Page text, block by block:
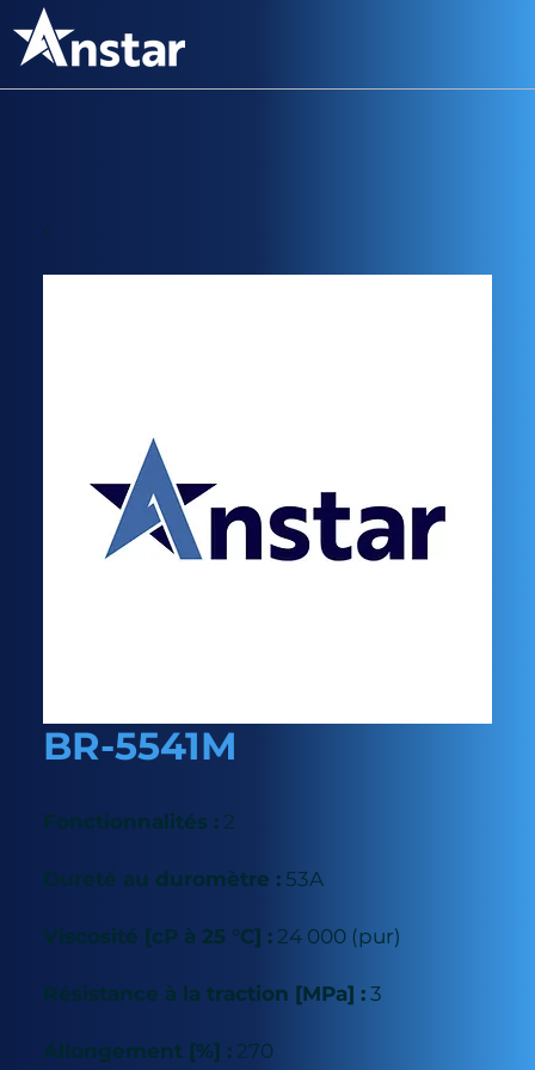
BR-5541M
Fonctionnalités : 2
Dureté au duromètre : 53A
Viscosité [cP à 25 °C] : 24 000 (pur)
Résistance à la traction [MPa] : 3
Allongement [%] : 270